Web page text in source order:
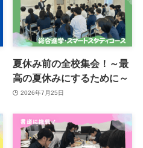
夏休み前の全校集会！～最
高の夏休みにするために～
2026年7月25日